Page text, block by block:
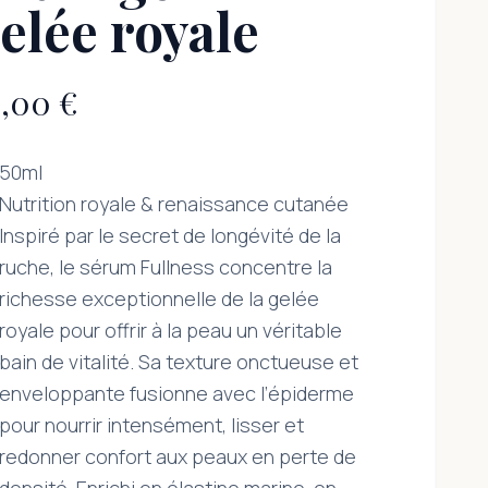
royale
€
50ml
Nutrition royale & renaissance cutanée
Inspiré par le secret de longévité de la
ruche, le sérum Fullness concentre la
richesse exceptionnelle de la gelée
royale pour offrir à la peau un véritable
bain de vitalité. Sa texture onctueuse et
enveloppante fusionne avec l’épiderme
pour nourrir intensément, lisser et
redonner confort aux peaux en perte de